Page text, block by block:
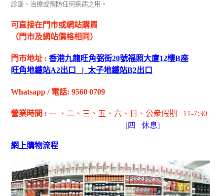
診斷、治療或預防任何疾病之用。
可直接在門市或網站購買
（門市及網站價格相同）
門市地址 : 香港九龍旺角弼街20號福照大廈12樓B座
旺角地鐵站A2出 口 | 太子地鐵站B2出 口
Whatsapp / 電話: 9560 0709
營業時間 : 一 、二、三、五 、六 、日 、公衆假期
11-7:30
[四 休息]
網上購物流程